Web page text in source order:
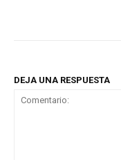
DEJA UNA RESPUESTA